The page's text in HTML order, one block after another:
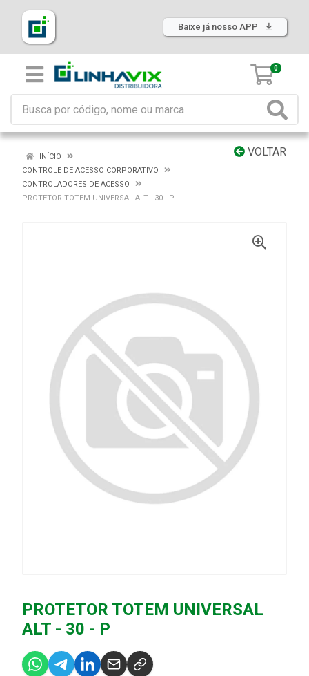
Baixe já nosso APP
0
VOLTAR
INÍCIO
CONTROLE DE ACESSO CORPORATIVO
CONTROLADORES DE ACESSO
PROTETOR TOTEM UNIVERSAL ALT - 30 - P
PROTETOR TOTEM UNIVERSAL
ALT - 30 - P